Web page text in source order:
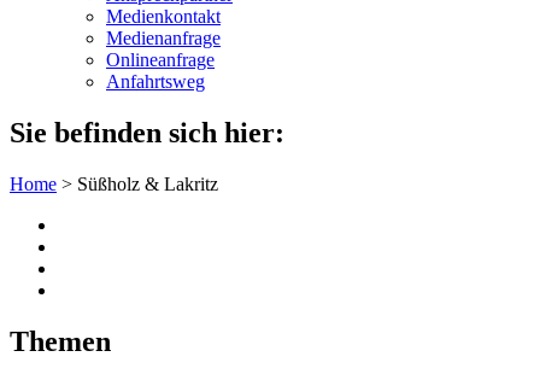
Medienkontakt
Medienanfrage
Onlineanfrage
Anfahrtsweg
Sie befinden sich hier:
Home > Süßholz & Lakritz
Themen